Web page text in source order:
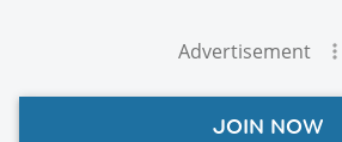
Advertisement
JOIN NOW